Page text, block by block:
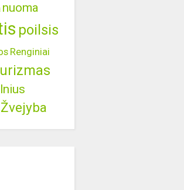
nuoma
poilsis
Renginiai
Žvejyba